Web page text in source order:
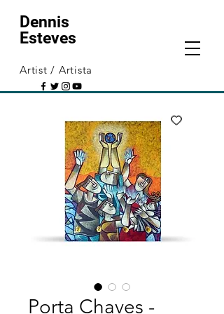
Dennis
Esteves
Artist / Artista
Porta Chaves -